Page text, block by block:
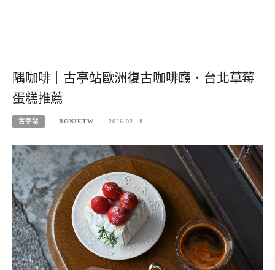
隅咖啡｜古亭站歐洲復古咖啡廳．台北草莓
蛋糕推薦
古亭站 BONIETW 2026-02-18